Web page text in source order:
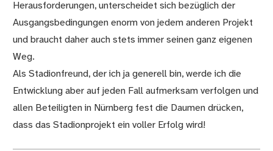
Herausforderungen, unterscheidet sich bezüglich der
Ausgangsbedingungen enorm von jedem anderen Projekt
und braucht daher auch stets immer seinen ganz eigenen
Weg.
Als Stadionfreund, der ich ja generell bin, werde ich die
Entwicklung aber auf jeden Fall aufmerksam verfolgen und
allen Beteiligten in Nürnberg fest die Daumen drücken,
dass das Stadionprojekt ein voller Erfolg wird!